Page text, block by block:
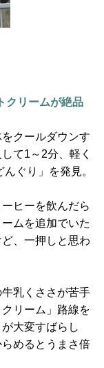
クリームが絶品
クールダウンす
て1～2分、軽く
ぐり」を発見。
ヒーを飲んだら
ムを追加でいた
、一押しと思わ
乳くささが苦手
リーム」路線を
大変すばらし
めるとうまさ倍